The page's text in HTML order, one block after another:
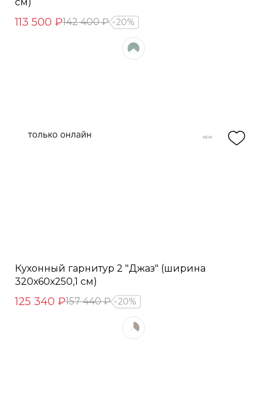
113 500 ₽142 400 ₽ 20%
Кухонный гарнитур 2 "Джаз" (ширина
320х60х250,1 см)
125 340 ₽157 440 ₽ 20%